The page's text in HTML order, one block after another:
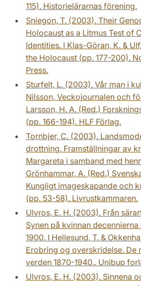
115). Historielärarnas förening.
Sniegon, T. (2003). Their
Holocaust as a Litmus Test of
Identities. I Klas-Göran, K. &
the Holocaust (pp. 177-200).
Press.
Sturfelt, L. (2003). Vår man i
Nilsson, Veckojournalen och
Larsson, H. A. (Red.)
(pp. 166-194). HLF Förlag.
Tornbjer, C. (2003).
drottning. Framställningar av
Margareta i samband med
Grönhammar, A. (Red.)
Kungligt imageskapande och
(pp. 53-58). Livrustkammaren.
Ulvros, E. H. (2003). Från
Synen på kvinnan
1900. I Hellesund, T. &
Erobring og overskridelse. De
verden 1870-1940.. Unibup
Ulvros, E. H. (2003). Sinnena